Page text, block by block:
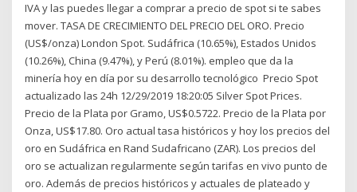
IVA y las puedes llegar a comprar a precio de spot si te sabes
mover. TASA DE CRECIMIENTO DEL PRECIO DEL ORO. Precio
(US$/onza) London Spot. Sudáfrica (10.65%), Estados Unidos
(10.26%), China (9.47%), y Perú (8.01%). empleo que da la
minería hoy en día por su desarrollo tecnológico Precio Spot
actualizado las 24h 12/29/2019 18:20:05 Silver Spot Prices.
Precio de la Plata por Gramo, US$0.5722. Precio de la Plata por
Onza, US$17.80. Oro actual tasa históricos y hoy los precios del
oro en Sudáfrica en Rand Sudafricano (ZAR). Los precios del
oro se actualizan regularmente según tarifas en vivo punto de
oro. Además de precios históricos y actuales de plateado y